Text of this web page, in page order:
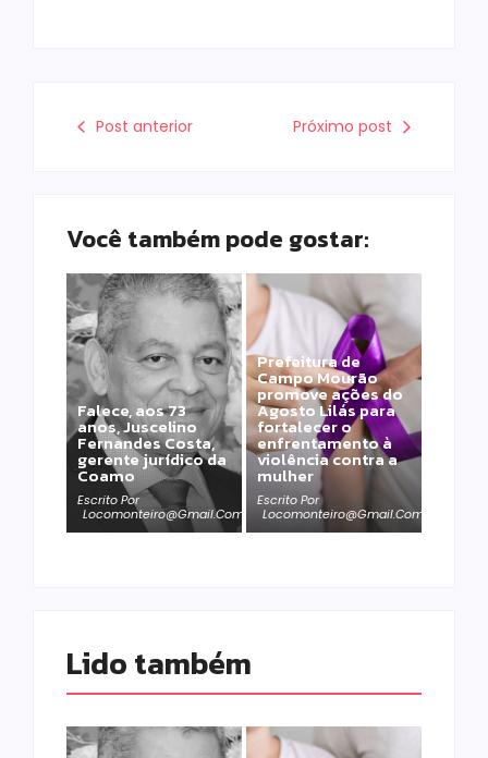
Post anterior Próximo post
Você também pode gostar:
Falece, aos 73
anos, Juscelino
Fernandes Costa,
gerente jurídico da
Coamo
Escrito Por
Locomonteiro@gmail.com
Prefeitura de
Campo Mourão
promove ações do
Agosto Lilás para
fortalecer o
enfrentamento à
violência contra a
mulher
Escrito Por
Locomonteiro@gmail.com
Lido também